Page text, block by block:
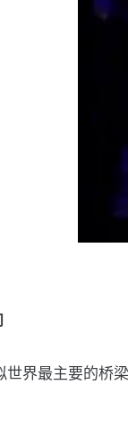
世界最主要的桥